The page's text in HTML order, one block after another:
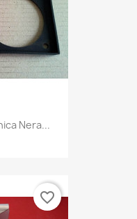
Nera...
favorite_border